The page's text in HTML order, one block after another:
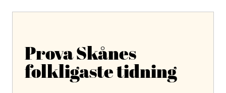
Prova Skånes
folkligaste tidning